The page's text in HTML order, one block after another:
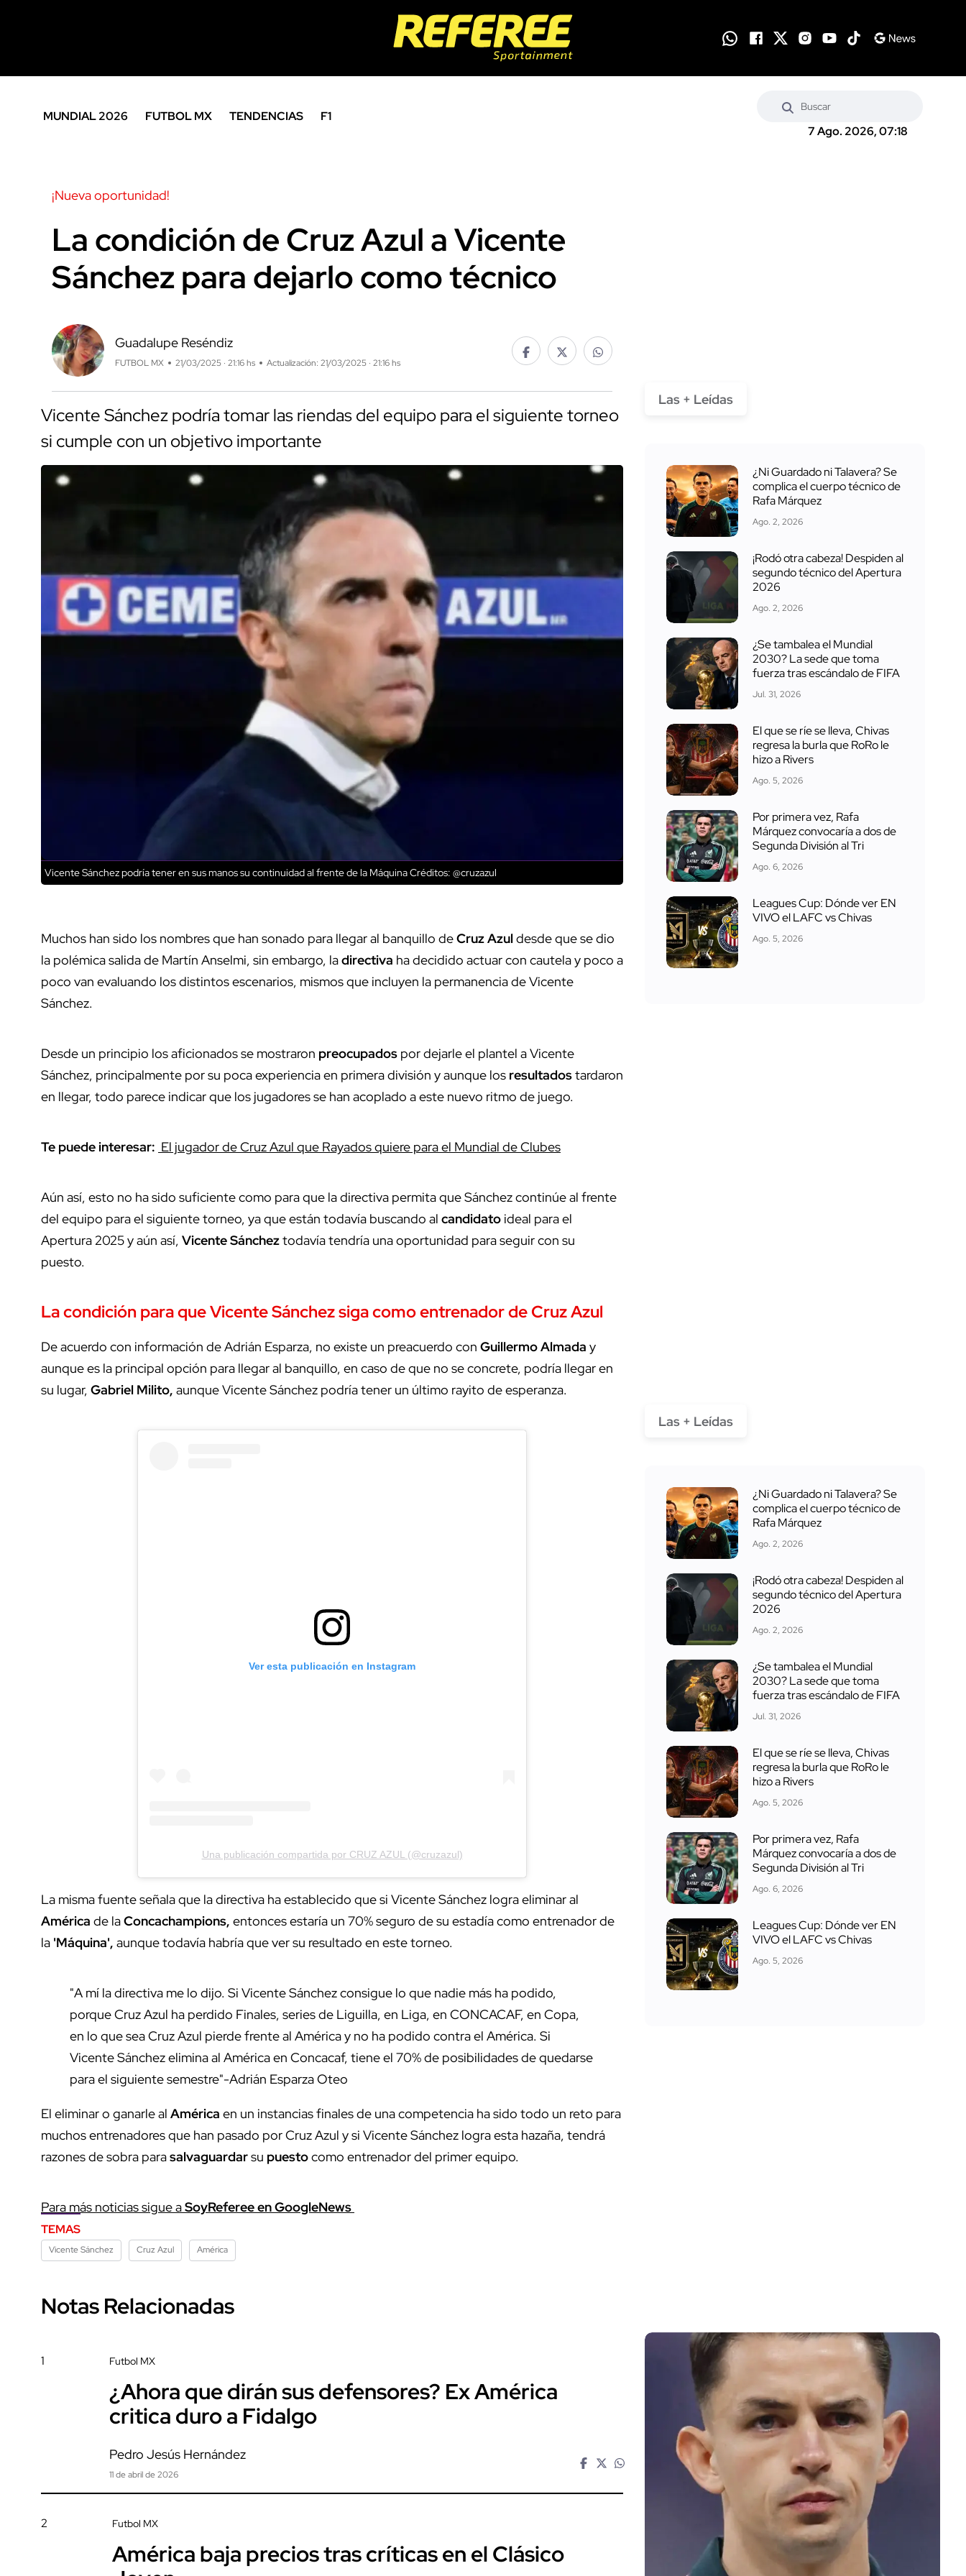
MUNDIAL 2026 FUTBOL MX TENDENCIAS
F1
7 Ago. 2026, 07:18
¡Nueva oportunidad!
La condición de Cruz Azul a Vicente
Sánchez para dejarlo como técnico
Guadalupe Reséndiz
FUTBOL MX 21/03/2025 · 21:16 hs Actualización: 21/03/2025 · 21:16 hs
Vicente Sánchez podría tomar las riendas del equipo para el siguiente torneo
si cumple con un objetivo importante
Vicente Sánchez podría tener en sus manos su continuidad al frente de la MáquinaCréditos: @cruzazul
Muchos han sido los nombres que han sonado para llegar al banquillo deCruzAzuldesde que se dio
la polémica salida de Martín Anselmi, sin embargo, ladirectiva ha decidido actuar con cautela y poco a
poco van evaluando los distintos escenarios, mismos que incluyen la permanencia de Vicente
Sánchez.
Desde un principio los aficionados se mostraron preocupados por dejarle el plantel a Vicente
Sánchez, principalmente por su poca experiencia en primera división y aunque los resultadostardaron
en llegar, todo parece indicar que los jugadores se han acoplado a este nuevo ritmo de juego.
Te puede interesar: El jugador de Cruz Azul que Rayados quiere para el Mundial de Clubes
Aún así, esto no ha sido suficiente como para que la directiva permita que Sánchez continúe al frente
del equipo para el siguiente torneo, ya que están todavía buscando al candidato ideal para el
Apertura 2025 y aún así, VicenteSáncheztodavía tendría una oportunidad para seguir con su
puesto.
La condición para que Vicente Sánchez siga como entrenador de Cruz Azul
De acuerdo con información de Adrián Esparza, no existe un preacuerdo con GuillermoAlmada y
aunque es la principal opción para llegar al banquillo, en caso de que no se concrete, podría llegar en
su lugar, Gabriel Milito, aunque Vicente Sánchez podría tener un último rayito de esperanza.
Ver esta publicación en Instagram
Una publicación compartida por CRUZ AZUL (@cruzazul)
La misma fuente señala que la directiva ha establecido que si Vicente Sánchez logra eliminar al
América de laConcachampions, entonces estaría un 70% seguro de su estadía como entrenador de
la 'Máquina', aunque todavía habría que ver su resultado en este torneo.
"A mí la directiva me lo dijo. Si Vicente Sánchez consigue lo que nadie más ha podido,
porque Cruz Azul ha perdido Finales, series de Liguilla, en Liga, en CONCACAF, en Copa,
en lo que sea Cruz Azul pierde frente al América y no ha podido contra el América. Si
Vicente Sánchez elimina al América en Concacaf, tiene el 70% de posibilidades de quedarse
para el siguiente semestre"-Adrián Esparza Oteo
El eliminar o ganarle al América en un instancias finales de una competencia ha sido todo un reto para
muchos entrenadores que han pasado por Cruz Azul y si Vicente Sánchez logra esta hazaña, tendrá
razones de sobra parasalvaguardarsu puestocomo entrenador del primer equipo.
Para más noticias sigue aSoyReferee en GoogleNews
TEMAS
Vicente Sánchez Cruz Azul América
Notas Relacionadas
1 Futbol MX
¿Ahora que dirán sus defensores? Ex América
critica duro a Fidalgo
Pedro Jesús Hernández
11 de abril de 2026
2 Futbol MX
América baja precios tras críticas en el Clásico
Las + Leídas
¿Ni Guardado ni Talavera? Se
complica el cuerpo técnico de
Rafa Márquez
Ago. 2, 2026
¡Rodó otra cabeza! Despiden al
segundo técnico del Apertura
2026
Ago. 2, 2026
¿Se tambalea el Mundial
2030? La sede que toma
fuerza tras escándalo de FIFA
Jul. 31, 2026
El que se ríe se lleva, Chivas
regresa la burla que RoRo le
hizo a Rivers
Ago. 5, 2026
Por primera vez, Rafa
Márquez convocaría a dos de
Segunda División al Tri
Ago. 6, 2026
Leagues Cup: Dónde ver EN
VIVO el LAFC vs Chivas
Ago. 5, 2026
Las + Leídas
¿Ni Guardado ni Talavera? Se
complica el cuerpo técnico de
Rafa Márquez
Ago. 2, 2026
¡Rodó otra cabeza! Despiden al
segundo técnico del Apertura
2026
Ago. 2, 2026
¿Se tambalea el Mundial
2030? La sede que toma
fuerza tras escándalo de FIFA
Jul. 31, 2026
El que se ríe se lleva, Chivas
regresa la burla que RoRo le
hizo a Rivers
Ago. 5, 2026
Por primera vez, Rafa
Márquez convocaría a dos de
Segunda División al Tri
Ago. 6, 2026
Leagues Cup: Dónde ver EN
VIVO el LAFC vs Chivas
Ago. 5, 2026